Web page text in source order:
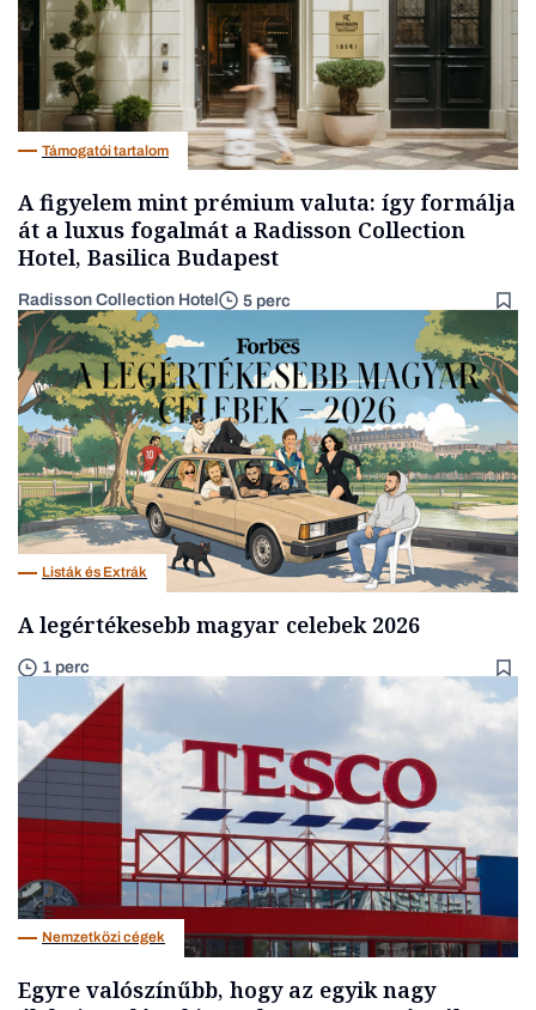
Támogatói tartalom
A figyelem mint prémium valuta: így formálja
át a luxus fogalmát a Radisson Collection
Hotel, Basilica Budapest
Radisson Collection Hotel 5 perc
Listák és Extrák
A legértékesebb magyar celebek 2026
1 perc
Nemzetközi cégek
Egyre valószínűbb, hogy az egyik nagy